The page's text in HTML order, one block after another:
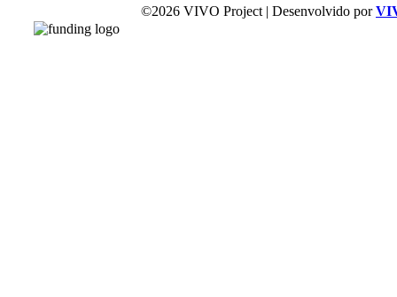
©2026 VIVO Project | Desenvolvido por